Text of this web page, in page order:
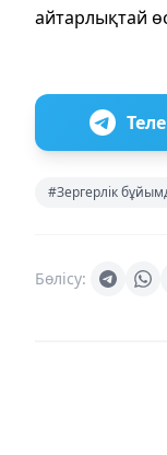
айтарлықтай
#Зергерлік
Бөлісу: